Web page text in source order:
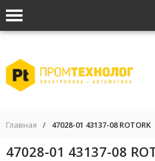
Главная / 47028-01 43137-08 ROTORK
47028-01 43137-08